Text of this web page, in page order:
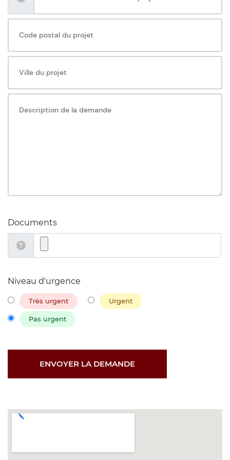
Documents
?
Niveau d'urgence
Très urgent Urgent
Pas urgent
ENVOYER LA DEMANDE